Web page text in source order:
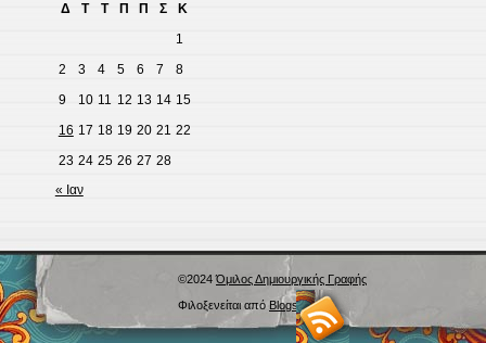
Δ
Τ Τ Π Π Σ
Κ
1
2
3 4 5 6 7
8
9
10 11 12 13 14 15
16 17 18 19 20 21 22
23 24 25 26 27 28
« Ιαν
©2024Όμιλος Δημιουργικής Γραφής
Φιλοξενείται από Blogs.sch.gr